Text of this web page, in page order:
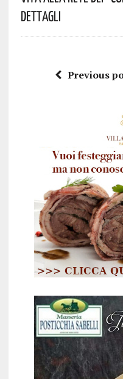
Dettagli
Previous